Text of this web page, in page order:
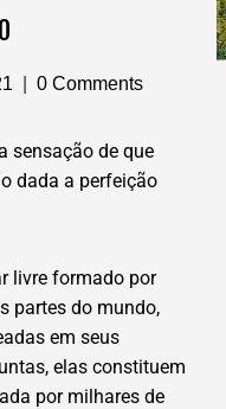
0 Comments
sensação de que
dada a perfeição
livre formado por
partes do mundo,
em seus
elas constituem
por milhares de